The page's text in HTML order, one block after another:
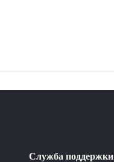
Служба поддержки